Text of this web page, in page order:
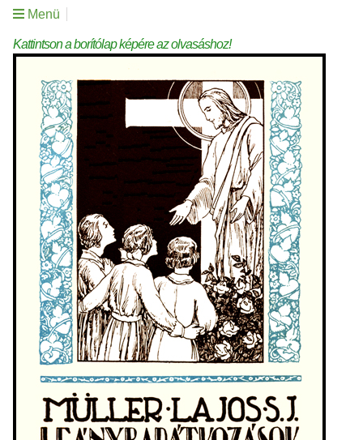
Menü
Kattintson a borítólap képére az olvasáshoz!